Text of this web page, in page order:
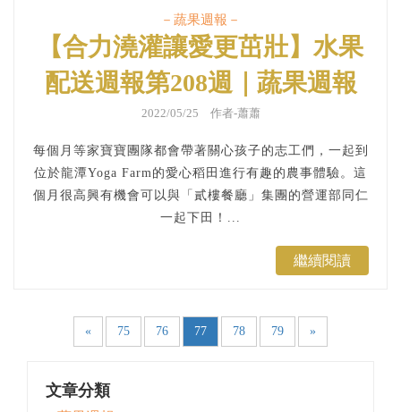
－蔬果週報－
【合力澆灌讓愛更茁壯】水果
配送週報第208週｜蔬果週報
2022/05/25 作者-蕭蕭
每個月等家寶寶團隊都會帶著關心孩子的志工們，一起到
位於龍潭Yoga Farm的愛心稻田進行有趣的農事體驗。這
個月很高興有機會可以與「貳樓餐廳」集團的營運部同仁
一起下田！...
繼續閱讀
« 75 76 77 78 79 »
文章分類